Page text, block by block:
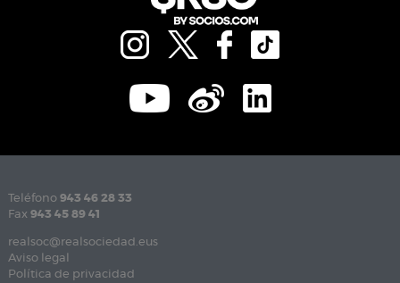
Teléfono 943 46 28 33
Fax 943 45 89 41
realsoc@realsociedad.eus
Aviso legal
Política de privacidad